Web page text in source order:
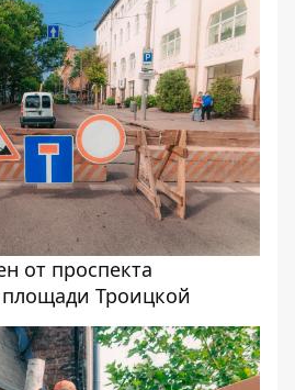
от проспекта
Троицкой